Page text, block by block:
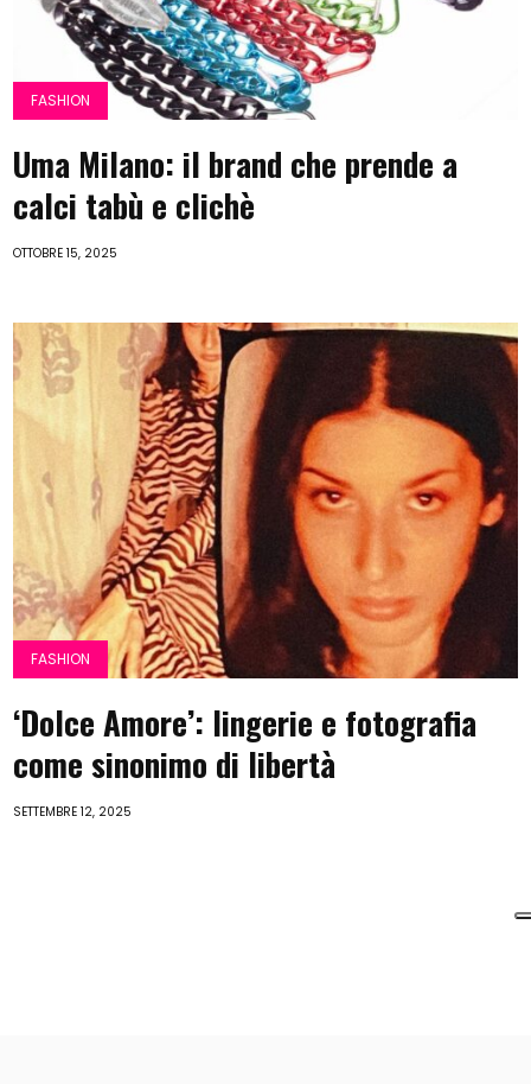
FASHION
Uma Milano: il brand che prende a
calci tabù e clichè
OTTOBRE 15, 2025
FASHION
‘Dolce Amore’: lingerie e fotografia
come sinonimo di libertà
SETTEMBRE 12, 2025